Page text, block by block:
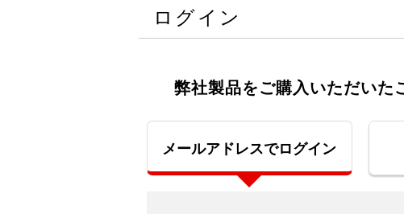
ログイン
弊社製品をご購入いただいた
メールアドレスでログイン